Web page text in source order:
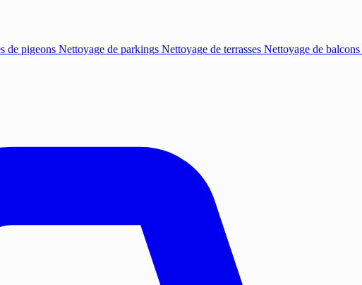
de pigeons Nettoyage de parkings Nettoyage de terrasses Nettoyage de balcons